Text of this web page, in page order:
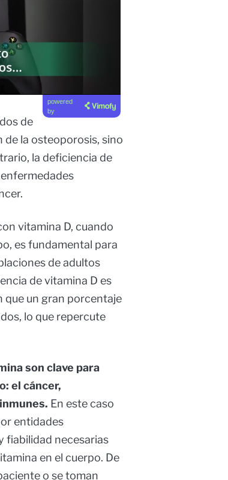
powered
by
de
la osteoporosis, sino
la deficiencia de
vitamina D, cuando
es fundamental para
de adultos
de vitamina D es
que un gran porcentaje
lo que repercute
son clave para
el cáncer,
En este caso
entidades
fiabilidad necesarias
en el cuerpo. De
o se toman